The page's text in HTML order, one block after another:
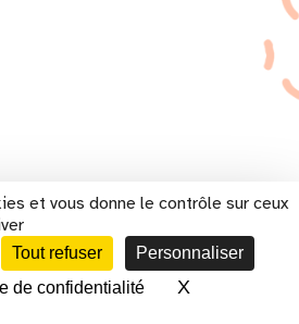
et vous donne le contrôle sur ceux
Tout refuser
Personnaliser
de confidentialité
XMasquer le